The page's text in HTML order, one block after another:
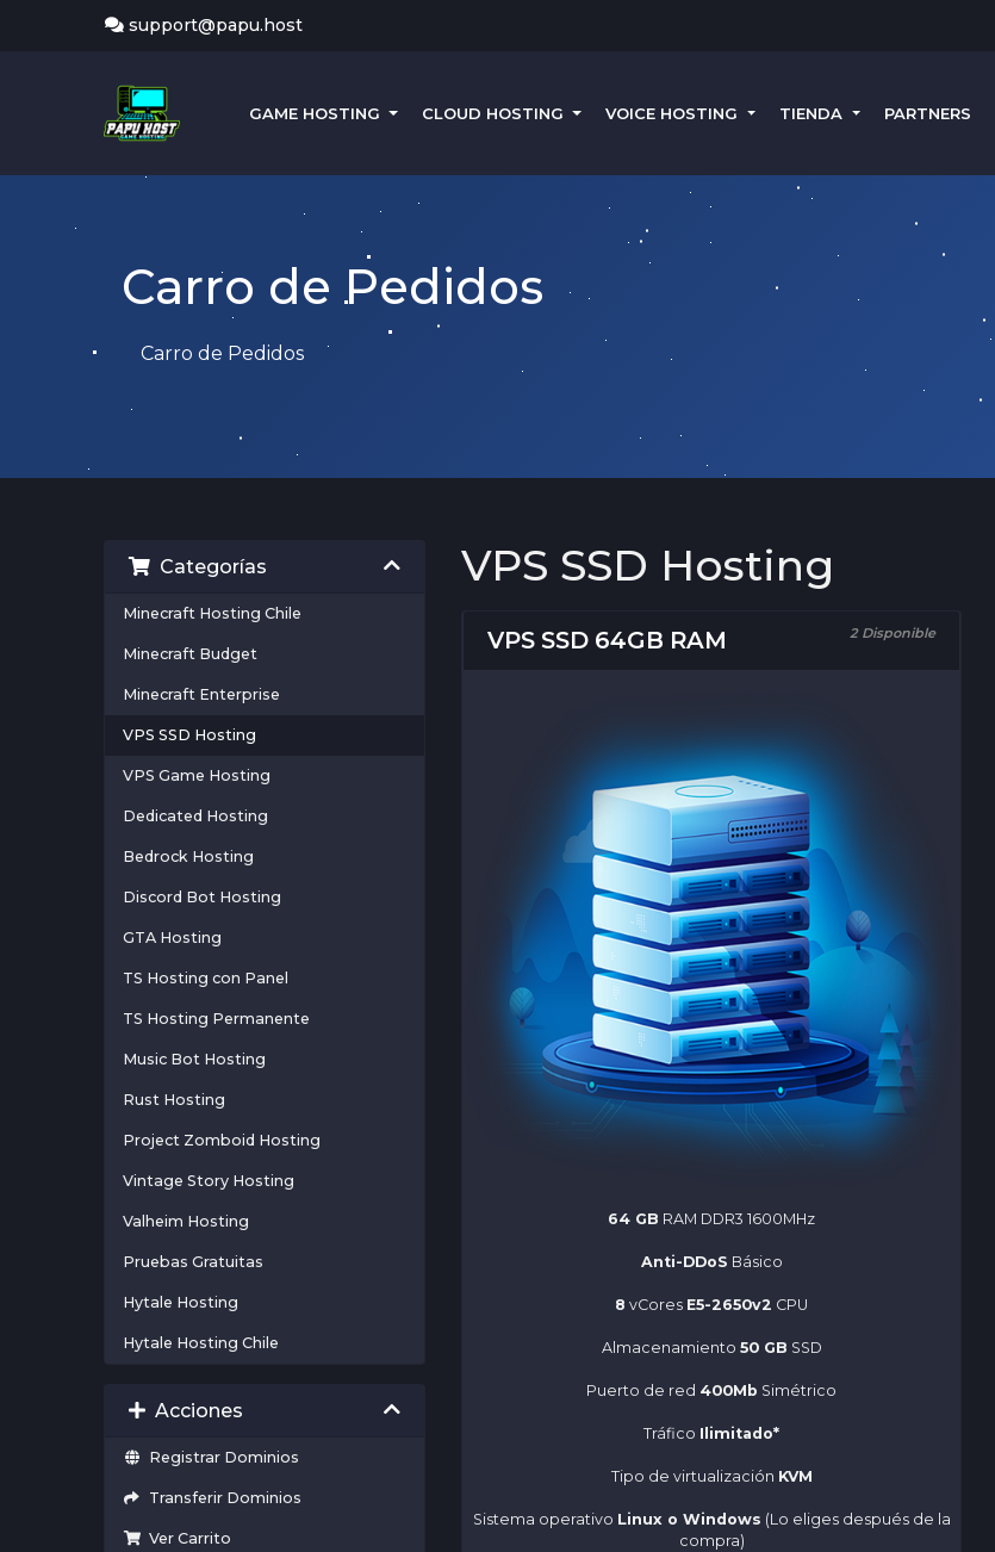
support@papu.host
GAME HOSTING CLOUD HOSTING VOICE HOSTING TIENDA PARTNERS
Carro de Pedidos
Carro de Pedidos
Categorías
Minecraft Hosting Chile
Minecraft Budget
Minecraft Enterprise
VPS SSD Hosting
VPS Game Hosting
Dedicated Hosting
Bedrock Hosting
Discord Bot Hosting
GTA Hosting
TS Hosting con Panel
TS Hosting Permanente
Music Bot Hosting
Rust Hosting
Project Zomboid Hosting
Vintage Story Hosting
Valheim Hosting
Pruebas Gratuitas
Hytale Hosting
Hytale Hosting Chile
Acciones
Registrar Dominios
Transferir Dominios
Ver Carrito
VPS SSD Hosting
VPS SSD 64GB RAM 2 Disponible
64 GB RAM DDR3 1600MHz
Anti-DDoS Básico
8 vCores E5-2650v2 CPU
Almacenamiento 50 GB SSD
Puerto de red 400Mb Simétrico
Tráfico Ilimitado*
Tipo de virtualización KVM
Sistema operativo Linux o Windows (Lo eliges después de la
compra)